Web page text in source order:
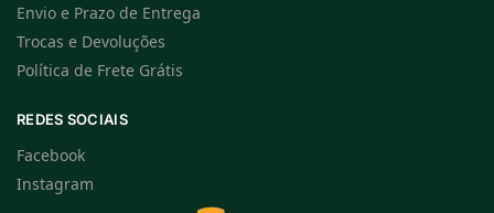
Envio e Prazo de Entrega
Trocas e Devoluções
Política de Frete Grátis
REDES SOCIAIS
Facebook
Instagram